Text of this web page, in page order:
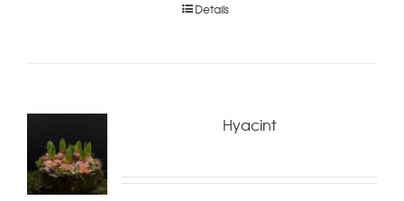
Details
Hyacint